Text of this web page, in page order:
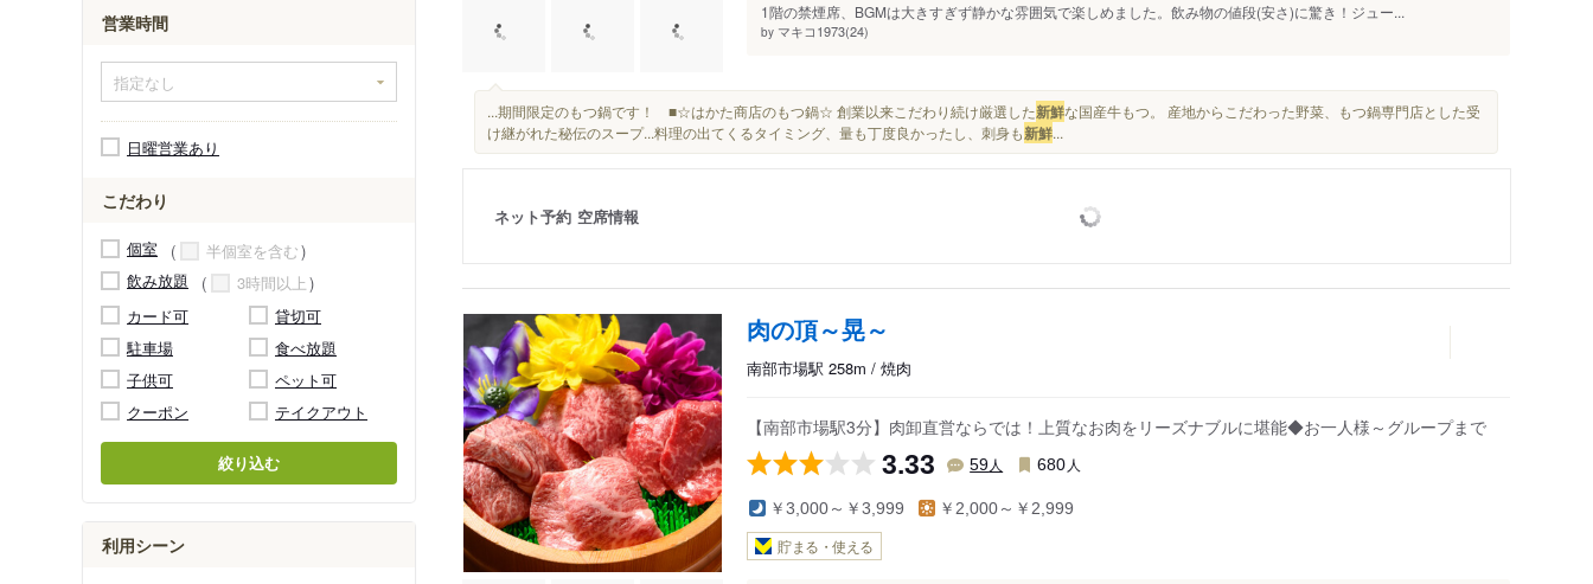
営業時間
日曜営業あり
こだわり
個室
半個室を含む
飲み放題
3時間以上
カード可
貸切可
駐車場
食べ放題
子供可
ペット可
クーポン
テイクアウト
絞り込む
利用シーン
1階の禁煙席、BGMは大きすぎず静かな雰囲気で楽しめました。飲み物の値段(安さ)に驚き！ジュー...
by マキコ1973(24)
...期間限定のもつ鍋です！ ■☆はかた商店のもつ鍋☆ 創業以来こだわり続け厳選した新鮮な国産牛もつ。 産地からこだわった野菜、もつ鍋専門店とした受
け継がれた秘伝のスープ...料理の出てくるタイミング、量も丁度良かったし、刺身も新鮮...
ネット予約 空席情報
肉の頂～晃～
南部市場駅 258m / 焼肉
【南部市場駅3分】肉卸直営ならでは！上質なお肉をリーズナブルに堪能◆お一人様～グループまで
3.33 59人 680 人
￥3,000～￥3,999 ￥2,000～￥2,999
貯まる・使える